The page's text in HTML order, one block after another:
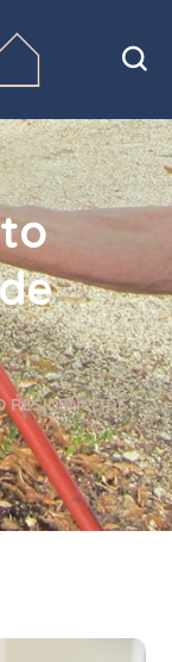
RÉSIDENCE DE